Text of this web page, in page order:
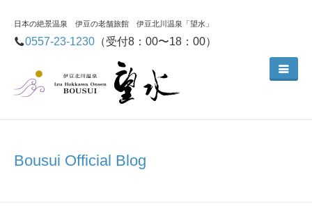
日本の絶景温泉 伊豆の老舗旅館 伊豆北川温泉「望水」
0557-23-1230 （受付8：00〜18：00）
Bousui Official Blog